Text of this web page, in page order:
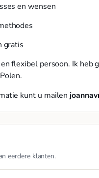
en wensen
gratis
flexibel persoon. Ik
kunt u mailen
eerdere klanten.